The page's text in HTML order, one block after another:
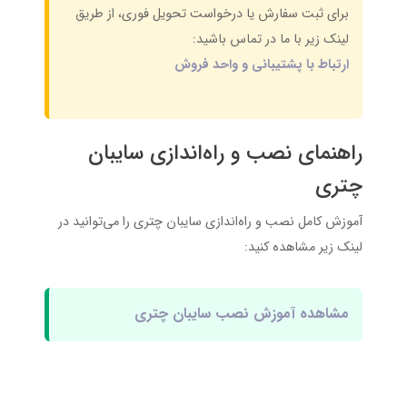
برای ثبت سفارش یا درخواست تحویل فوری، از طریق
لینک زیر با ما در تماس باشید:
ارتباط با پشتیبانی و واحد فروش
راهنمای نصب و راه‌اندازی سایبان
چتری
آموزش کامل نصب و راه‌اندازی سایبان چتری را می‌توانید در
لینک زیر مشاهده کنید:
مشاهده آموزش نصب سایبان چتری